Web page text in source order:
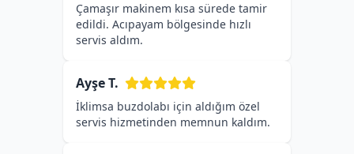
Çamaşır makinem kısa sürede tamir
edildi. Acıpayam bölgesinde hızlı
servis aldım.
Ayşe T.
İklimsa buzdolabı için aldığım özel
servis hizmetinden memnun kaldım.